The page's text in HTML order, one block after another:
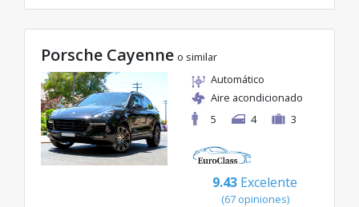
Porsche Cayenne o similar
Automático
Aire acondicionado
5
4 3
9.43 Excelente
(67 opiniones)